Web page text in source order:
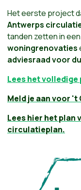
Het eerste project
Antwerps
tanden zetten in
woningrenovaties
adviesraad voor
Lees het
Meld je aan voor 't
Lees hier het plan
circulatieplan.